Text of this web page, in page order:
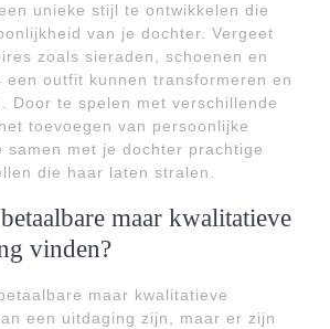
unieke stijl te ontwikkelen die
van je dochter. Vergeet
zoals sieraden, schoenen en
een outfit kunnen transformeren en
Door te spelen met verschillende
toevoegen van persoonlijke
samen met je dochter prachtige
die haar laten stralen.
maar kwalitatieve
vinden?
maar kwalitatieve
een uitdaging zijn, maar er zijn